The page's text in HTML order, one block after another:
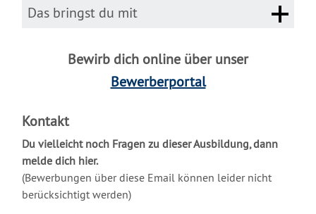
Das bringst du mit
Bewirb dich online über unser
Bewerberportal
Kontakt
Du vielleicht noch Fragen zu dieser Ausbildung, dann
melde dich hier.
(Bewerbungen über diese Email können leider nicht
berücksichtigt werden)